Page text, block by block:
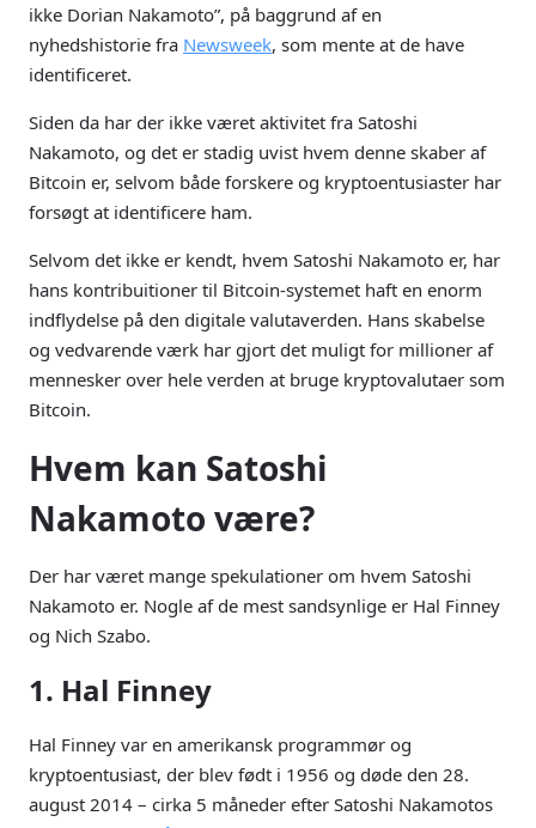
ikke Dorian Nakamoto”, på baggrund af en
nyhedshistorie fra Newsweek, som mente at de have
identificeret.
Siden da har der ikke været aktivitet fra Satoshi
Nakamoto, og det er stadig uvist hvem denne skaber af
Bitcoin er, selvom både forskere og kryptoentusiaster har
forsøgt at identificere ham.
Selvom det ikke er kendt, hvem Satoshi Nakamoto er, har
hans kontribuitioner til Bitcoin-systemet haft en enorm
indflydelse på den digitale valutaverden. Hans skabelse
og vedvarende værk har gjort det muligt for millioner af
mennesker over hele verden at bruge kryptovalutaer som
Bitcoin.
Hvem kan Satoshi
Nakamoto være?
Der har været mange spekulationer om hvem Satoshi
Nakamoto er. Nogle af de mest sandsynlige er Hal Finney
og Nich Szabo.
1. Hal Finney
Hal Finney var en amerikansk programmør og
kryptoentusiast, der blev født i 1956 og døde den 28.
august 2014 – cirka 5 måneder efter Satoshi Nakamotos